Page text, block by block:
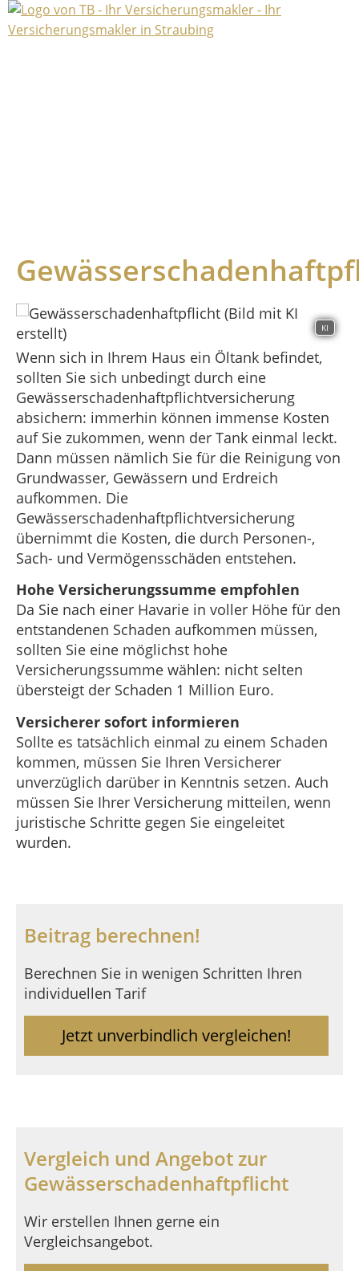
KI
Wenn sich in Ihrem Haus ein Öltank befindet,
sollten Sie sich unbedingt durch eine
Gewässerschadenhaftpflichtversicherung
absichern: immerhin können immense Kosten
auf Sie zukommen, wenn der Tank einmal leckt.
Dann müssen nämlich Sie für die Reinigung von
Grundwasser, Gewässern und Erdreich
aufkommen. Die
Gewässerschadenhaftpflichtversicherung
übernimmt die Kosten, die durch Personen-,
Sach- und Vermögensschäden entstehen.
Hohe Versicherungssumme empfohlen
Da Sie nach einer Havarie in voller Höhe für den
entstandenen Schaden aufkommen müssen,
sollten Sie eine möglichst hohe
Versicherungssumme wählen: nicht selten
übersteigt der Schaden 1 Million Euro.
Versicherer sofort informieren
Sollte es tatsächlich einmal zu einem Schaden
kommen, müssen Sie Ihren Versicherer
unverzüglich darüber in Kenntnis setzen. Auch
müssen Sie Ihrer Versicherung mitteilen, wenn
juristische Schritte gegen Sie eingeleitet
wurden.
Beitrag berechnen!
Berechnen Sie in wenigen Schritten Ihren
individuellen Tarif
Jetzt unverbindlich vergleichen!
Vergleich und Angebot zur
Gewässerschadenhaftpflicht
Wir erstellen Ihnen gerne ein
Vergleichsangebot.